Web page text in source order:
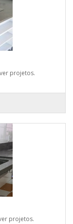
projetos.
projetos.